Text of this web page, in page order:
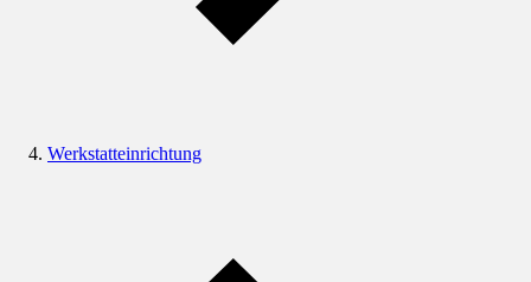
Werkstatteinrichtung